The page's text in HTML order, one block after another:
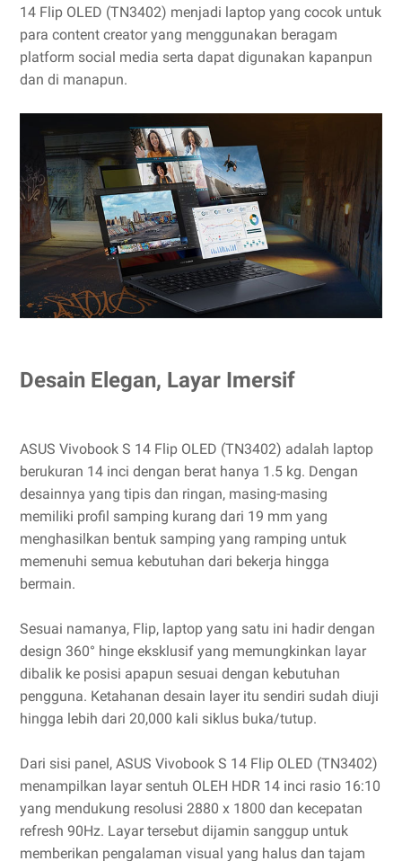
14 Flip OLED (TN3402) menjadi laptop yang cocok untuk
para content creator yang menggunakan beragam
platform social media serta dapat digunakan kapanpun
dan di manapun.
Desain Elegan, Layar Imersif
ASUS Vivobook S 14 Flip OLED (TN3402) adalah laptop
berukuran 14 inci dengan berat hanya 1.5 kg. Dengan
desainnya yang tipis dan ringan, masing-masing
memiliki profil samping kurang dari 19 mm yang
menghasilkan bentuk samping yang ramping untuk
memenuhi semua kebutuhan dari bekerja hingga
bermain.
Sesuai namanya, Flip, laptop yang satu ini hadir dengan
design 360° hinge eksklusif yang memungkinkan layar
dibalik ke posisi apapun sesuai dengan kebutuhan
pengguna. Ketahanan desain layer itu sendiri sudah diuji
hingga lebih dari 20,000 kali siklus buka/tutup.
Dari sisi panel, ASUS Vivobook S 14 Flip OLED (TN3402)
menampilkan layar sentuh OLEH HDR 14 inci rasio 16:10
yang mendukung resolusi 2880 x 1800 dan kecepatan
refresh 90Hz. Layar tersebut dijamin sanggup untuk
memberikan pengalaman visual yang halus dan tajam